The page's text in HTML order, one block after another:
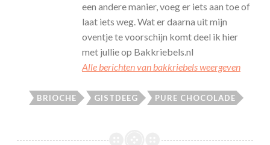
een andere manier, voeg er iets aan toe of
laat iets weg. Wat er daarna uit mijn
oventje te voorschijn komt deel ik hier
met jullie op Bakkriebels.nl
Alle berichten van bakkriebels weergeven
BRIOCHE GISTDEEG PURE CHOCOLADE